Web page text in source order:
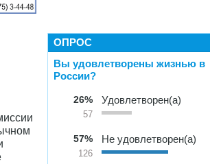
ОПРОС
Вы удовлетворены жизнью в
России?
26%
57
Удовлетворен(а)
57%
126
Не удовлетворен(а)